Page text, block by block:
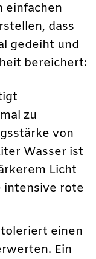
einfachen
dass
gedeiht und
bereichert:
zu
von
Wasser ist
Licht
intensive rote
einen
Ein